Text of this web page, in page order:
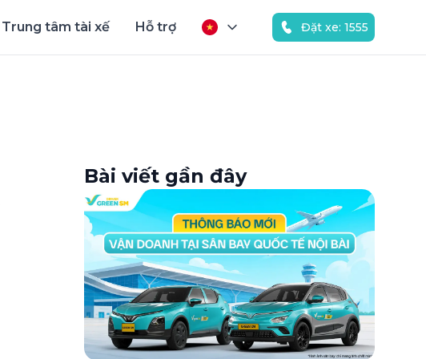
Trung tâm tài xế Hỗ trợ Đặt xe: 1555
Bài viết gần đây